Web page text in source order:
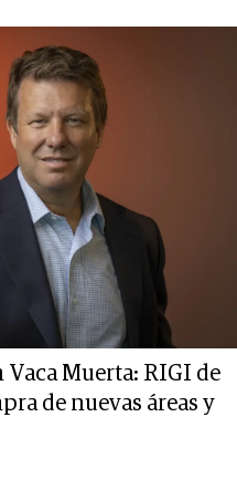
Vaca Muerta: RIGI de
de nuevas áreas y